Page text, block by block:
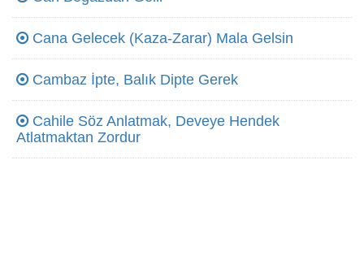
Cana Gelecek (Kaza-Zarar) Mala Gelsin
Cambaz İpte, Balık Dipte Gerek
Cahile Söz Anlatmak, Deveye Hendek
Atlatmaktan Zordur